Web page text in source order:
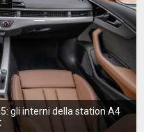
gli interni della station A4